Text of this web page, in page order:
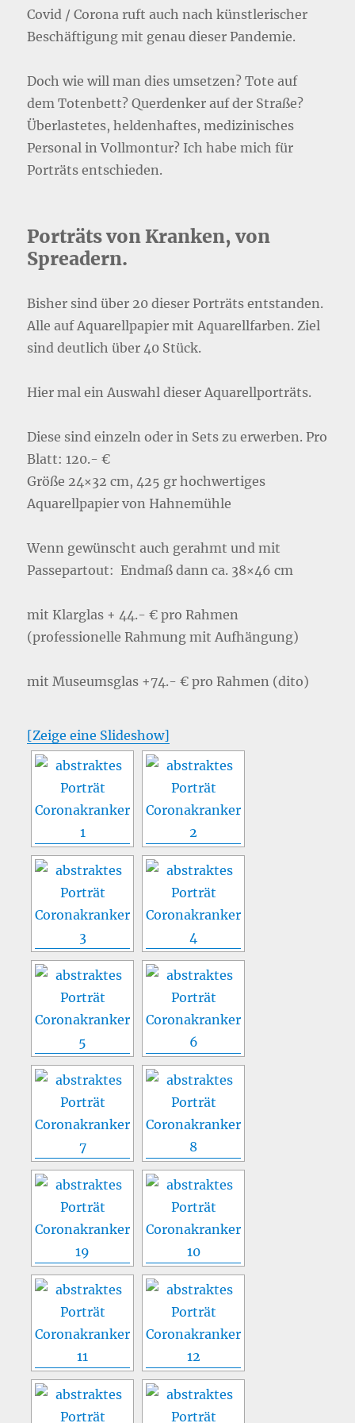
Covid / Corona ruft auch nach künstlerischer
Beschäftigung mit genau dieser Pandemie.
Doch wie will man dies umsetzen? Tote auf
dem Totenbett? Querdenker auf der Straße?
Überlastetes, heldenhaftes, medizinisches
Personal in Vollmontur? Ich habe mich für
Porträts entschieden.
Porträts von Kranken, von
Spreadern.
Bisher sind über 20 dieser Porträts entstanden.
Alle auf Aquarellpapier mit Aquarellfarben. Ziel
sind deutlich über 40 Stück.
Hier mal ein Auswahl dieser Aquarellporträts.
Diese sind einzeln oder in Sets zu erwerben. Pro
Blatt: 120.- €
Größe 24×32 cm, 425 gr hochwertiges
Aquarellpapier von Hahnemühle
Wenn gewünscht auch gerahmt und mit
Passepartout: Endmaß dann ca. 38×46 cm
mit Klarglas + 44.- € pro Rahmen
(professionelle Rahmung mit Aufhängung)
mit Museumsglas +74.- € pro Rahmen (dito)
[Zeige eine Slideshow]